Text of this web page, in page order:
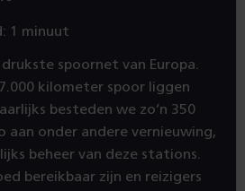
1 minuut
spoornet van Europa.
7.000 kilometer spoor liggen
besteden we zo’n 350
aan onder andere vernieuwing,
beheer van deze stations.
bereikbaar zijn en reizigers